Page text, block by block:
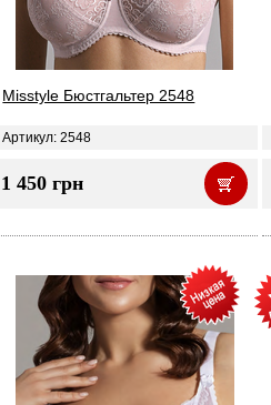
Misstyle Бюстгальтер 2548
Артикул: 2548
1 450 грн